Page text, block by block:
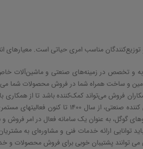
مناسب امری حیاتی است. معیارهای
و تخصص در زمینه‌های صنعتی و ماشین‌آلات خاص
و ساخت همراه شما در فروش محصولات شما
فروش می‌تواند کمک‌کننده باشد تا از
بانک اطلاعات صنعت ایران و
توانایی ارائه خدمات فنی و مشاوره‌ای به
توانند پشتیبان خوبی برای فروش محصولات و